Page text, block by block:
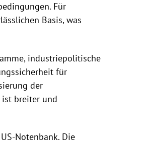
Für
Basis, was
industriepolitische
für
der
breiter und
Notenbank. Die